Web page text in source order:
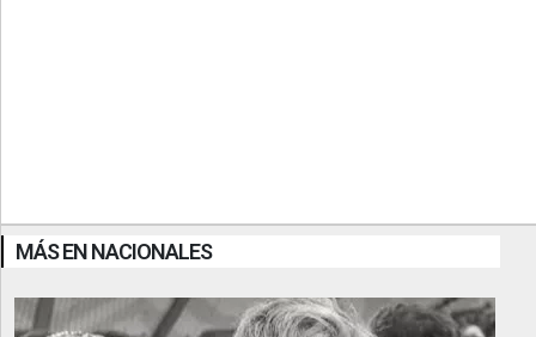
MÁS EN NACIONALES